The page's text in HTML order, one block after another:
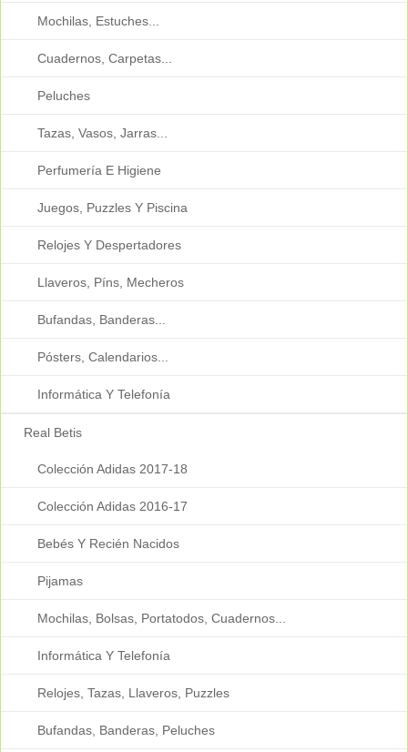
Mochilas, Estuches...
Cuadernos, Carpetas...
Peluches
Tazas, Vasos, Jarras...
Perfumería E Higiene
Juegos, Puzzles Y Piscina
Relojes Y Despertadores
Llaveros, Píns, Mecheros
Bufandas, Banderas...
Pósters, Calendarios...
Informática Y Telefonía
Real Betis
Colección Adidas 2017-18
Colección Adidas 2016-17
Bebés Y Recién Nacidos
Pijamas
Mochilas, Bolsas, Portatodos, Cuadernos...
Informática Y Telefonía
Relojes, Tazas, Llaveros, Puzzles
Bufandas, Banderas, Peluches